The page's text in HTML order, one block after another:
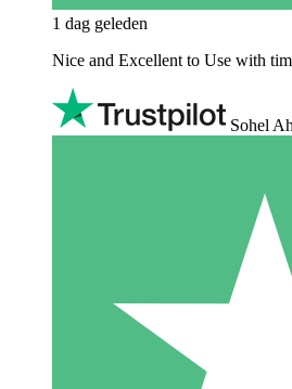
1 dag geleden
Nice and Excellent to Use with
Sohel